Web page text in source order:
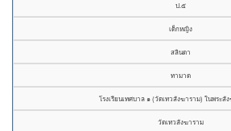
ป.๕
เด็กหญิง
สลินดา
ทามาด
โรงเรียนเทศบาล ๑ (วัดเทวสังฆาราม) ในพระสั
วัดเทวสังฆาราม